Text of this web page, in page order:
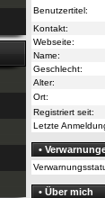
Benutzertitel:
Kontakt:
Webseite:
Name:
Geschlecht:
Alter:
Ort:
Registriert seit:
Letzte
•
• Über mich